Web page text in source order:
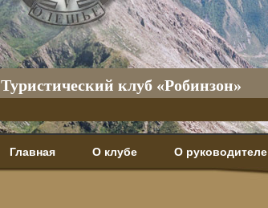
Туристический клуб «Робинзон»
Главная О клубе О руководителе